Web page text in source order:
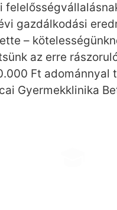
gazdálkodási
–
az erre
Ft adománnyal
Gyermekklinika